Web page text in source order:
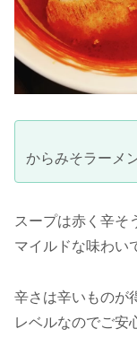
からみそラーメ
スープは赤く辛そ
マイルドな味わい
辛さは辛いものが
レベルなのでご安